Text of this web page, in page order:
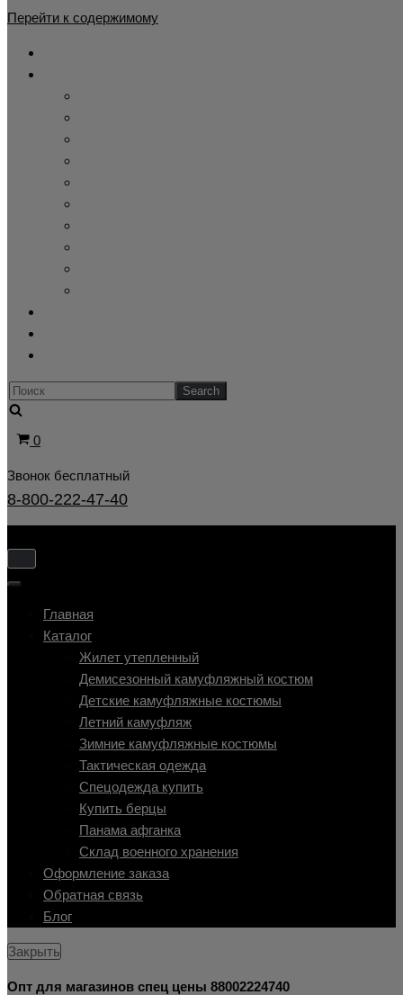
Перейти к содержимому
Искать...
Корзина
0
Звонок бесплатный
8-800-222-47-40
Показать/
навигацию
Главная
Каталог
Жилет утепленный
Демисезонный камуфляжный костюм
Детские камуфляжные костюмы
Летний камуфляж
Зимние камуфляжные костюмы
Тактическая одежда
Cпецодежда купить
Купить берцы
Панама афганка
Склад военного хранения
Оформление заказа
Обратная связь
Блог
Закрыть
Опт для магазинов спец цены 88002224740